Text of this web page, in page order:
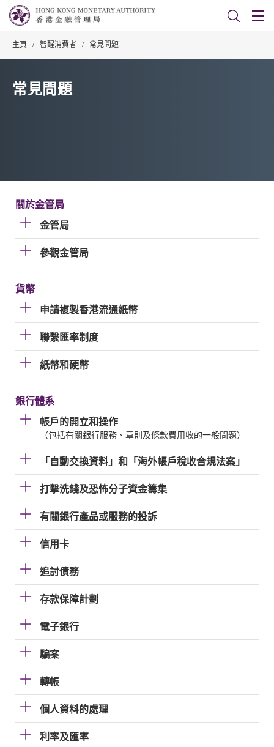
主頁 / 智醒消費者 / 常見問題
常見問題
關於金管局
金管局
參觀金管局
貨幣
申請複製香港流通紙幣
聯繫匯率制度
紙幣和硬幣
銀行體系
帳戶的開立和操作
（包括有關銀行服務、章則及條款費用收的一般問題）
「自動交換資料」和「海外帳戶稅收合規法案」
打擊洗錢及恐怖分子資金籌集
有關銀行產品或服務的投訴
信用卡
追討債務
存款保障計劃
電子銀行
騙案
轉帳
個人資料的處理
利率及匯率